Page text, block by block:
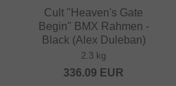
Cult "Heaven's Gate
Begin" BMX Rahmen -
Black (Alex Duleban)
2.3 kg
336.09 EUR